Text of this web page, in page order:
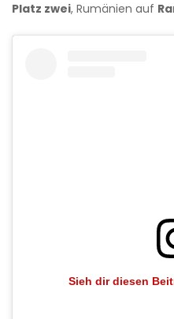
Platz zwei, Rumänien auf
Sieh dir diesen